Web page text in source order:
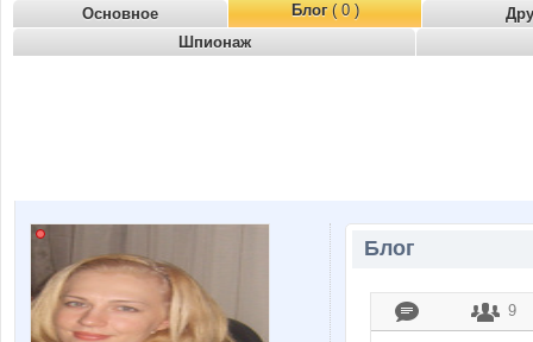
Основное Блог( 0 )
Шпионаж
Блог
9